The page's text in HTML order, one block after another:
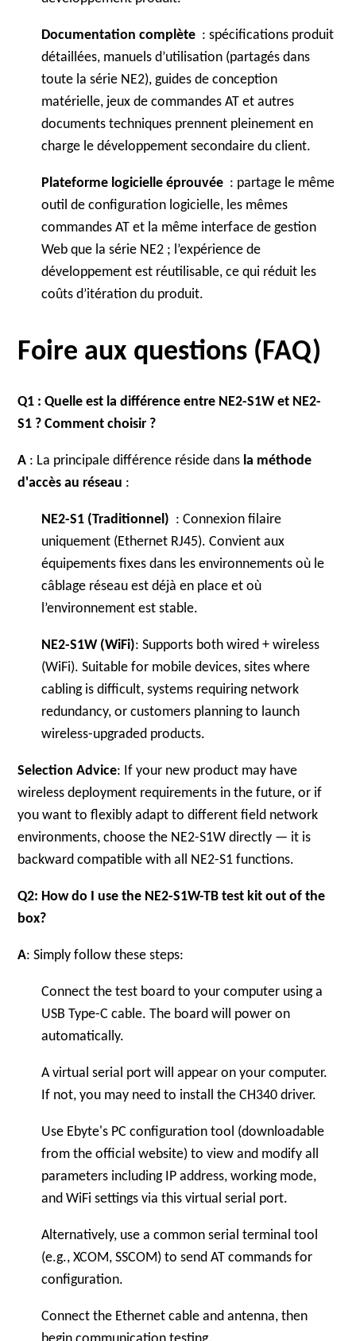
Documentation complète : spécifications produit
détaillées, manuels d’utilisation (partagés dans
toute la série NE2), guides de conception
matérielle, jeux de commandes AT et autres
documents techniques prennent pleinement en
charge le développement secondaire du client.
Plateforme logicielle éprouvée : partage le même
outil de configuration logicielle, les mêmes
commandes AT et la même interface de gestion
Web que la série NE2 ; l’expérience de
développement est réutilisable, ce qui réduit les
coûts d’itération du produit.
Foire aux questions (FAQ)
Q1 : Quelle est la différence entre NE2-S1W et NE2-
S1 ? Comment choisir ?
A : La principale différence réside dans la méthode
d'accès au réseau :
NE2-S1 (Traditionnel) : Connexion filaire
uniquement (Ethernet RJ45). Convient aux
équipements fixes dans les environnements où le
câblage réseau est déjà en place et où
l’environnement est stable.
NE2-S1W (WiFi): Supports both wired + wireless
(WiFi). Suitable for mobile devices, sites where
cabling is difficult, systems requiring network
redundancy, or customers planning to launch
wireless-upgraded products.
Selection Advice: If your new product may have
wireless deployment requirements in the future, or if
you want to flexibly adapt to different field network
environments, choose the NE2-S1W directly — it is
backward compatible with all NE2-S1 functions.
Q2: How do I use the NE2-S1W-TB test kit out of the
box?
A: Simply follow these steps:
Connect the test board to your computer using a
USB Type-C cable. The board will power on
automatically.
A virtual serial port will appear on your computer.
If not, you may need to install the CH340 driver.
Use Ebyte's PC configuration tool (downloadable
from the official website) to view and modify all
parameters including IP address, working mode,
and WiFi settings via this virtual serial port.
Alternatively, use a common serial terminal tool
(e.g., XCOM, SSCOM) to send AT commands for
configuration.
Connect the Ethernet cable and antenna, then